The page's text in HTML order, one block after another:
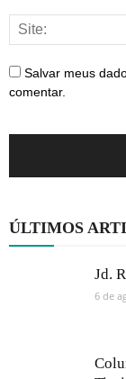
Salvar meus
comentar.
ÚLTIMOS
Jd.
6 de